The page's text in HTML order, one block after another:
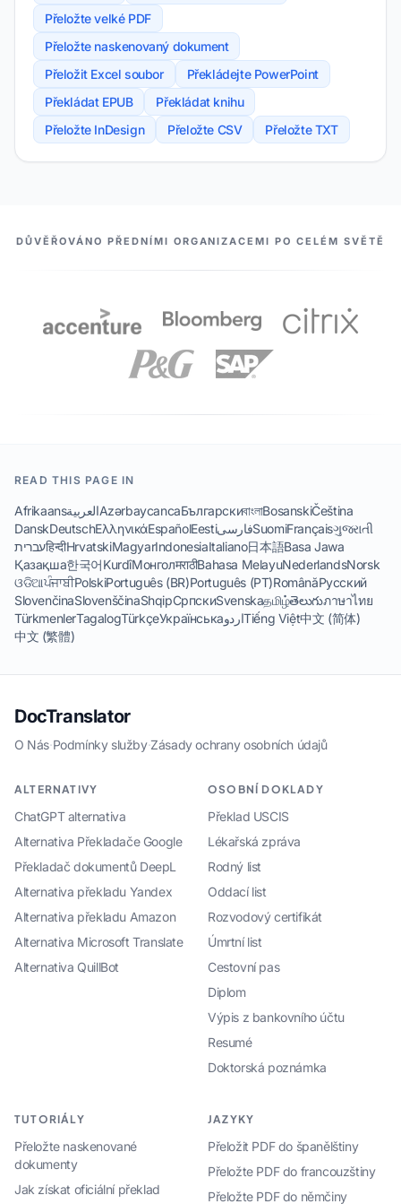
Přeložte velké PDF
Přeložte naskenovaný dokument
Přeložit Excel soubor
Překládejte PowerPoint
Překládat EPUB
Překládat knihu
Přeložte InDesign
Přeložte CSV Přeložte TXT
NAŠI PARTNEŘI
DŮVĚŘOVÁNO PŘEDNÍMI ORGANIZACEMI PO CELÉM SVĚTĚ
READ THIS PAGE IN
AfrikaansالعربيةAzərbaycancaБългарскиবাংলাBosanskiČeština
DanskDeutschΕλληνικάEspañolEestiفارسیSuomiFrançaisગુજરાતી
עבריתहिन्दीHrvatskiMagyarIndonesiaItaliano日本語Basa Jawa
Қазақша한국어KurdîМонголमराठीBahasa MelayuNederlandsNorsk
ଓଡିଆਪੰਜਾਬੀPolskiPortuguês (BR)Português (PT)RomânăРусский
SlovenčinaSlovenščinaShqipСрпскиSvenskaதமிழ்తెలుగుภาษาไทย
TürkmenlerTagalogTürkçeУкраїнськаاردوTiếng Việt中文 (简体)
中文 (繁體)
DocTranslator
O Nás·Podmínky služby·Zásady ochrany osobních údajů
ALTERNATIVY
ChatGPT alternativa
Alternativa Překladače Google
Překladač dokumentů DeepL
Alternativa překladu Yandex
Alternativa překladu Amazon
Alternativa Microsoft Translate
Alternativa QuillBot
OSOBNÍ DOKLADY
Překlad USCIS
Lékařská zpráva
Rodný list
Oddací list
Rozvodový certifikát
Úmrtní list
Cestovní pas
Diplom
Výpis z bankovního účtu
Resumé
Doktorská poznámka
TUTORIÁLY
Přeložte naskenované
dokumenty
Jak získat oficiální překlad
JAZYKY
Přeložit PDF do španělštiny
Přeložte PDF do francouzštiny
Přeložte PDF do němčiny